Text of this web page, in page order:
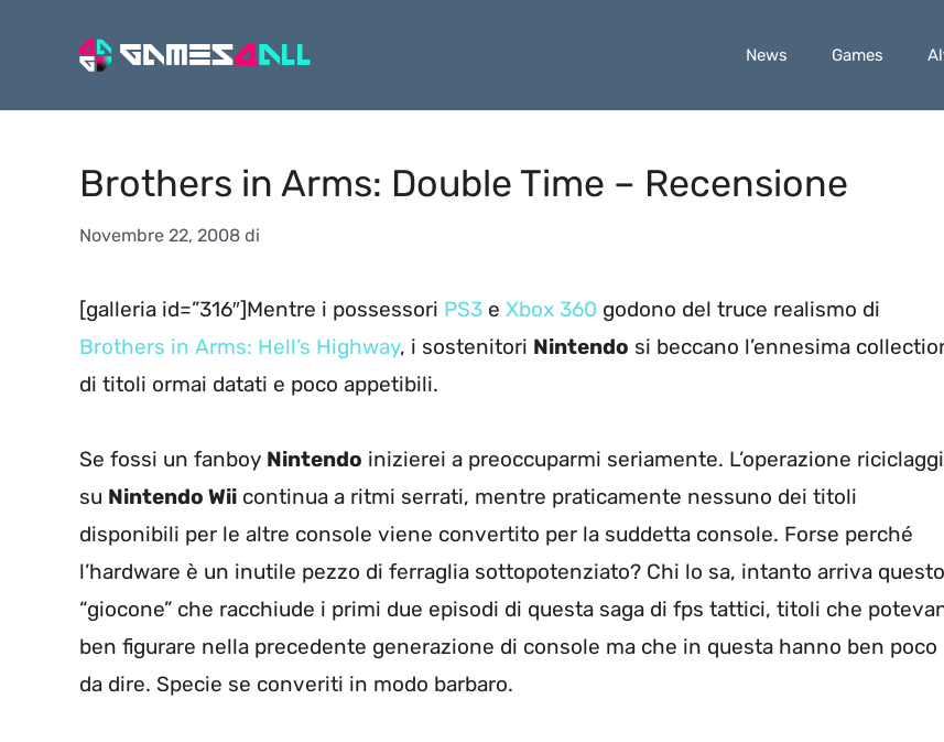
News Games
Brothers in Arms: Double Time – Recensione
Novembre 22, 2008 di
[galleria id=”316″]Mentre i possessori PS3 e Xbox 360 godono del truce realismo di
Brothers in Arms: Hell’s Highway, i sostenitori Nintendo si beccano l’ennesima
di titoli ormai datati e poco appetibili.
Se fossi un fanboy Nintendo inizierei a preoccuparmi seriamente. L’operazione
su Nintendo Wii continua a ritmi serrati, mentre praticamente nessuno dei titoli
disponibili per le altre console viene convertito per la suddetta console. Forse perché
l’hardware è un inutile pezzo di ferraglia sottopotenziato? Chi lo sa, intanto arriva questo
“giocone” che racchiude i primi due episodi di questa saga di fps tattici, titoli che
ben figurare nella precedente generazione di console ma che in questa hanno ben poco
da dire. Specie se converiti in modo barbaro.